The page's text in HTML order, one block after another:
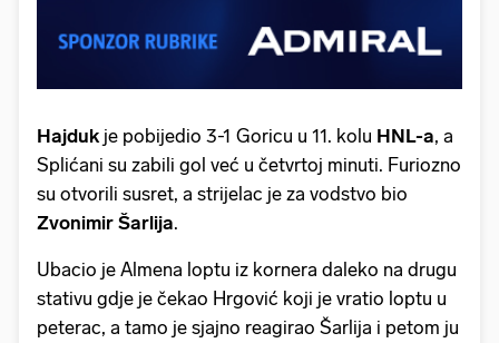
Hajduk je pobijedio 3-1 Goricu u 11. kolu HNL-a, a
Splićani su zabili gol već u četvrtoj minuti. Furiozno
su otvorili susret, a strijelac je za vodstvo bio
Zvonimir Šarlija.
Ubacio je Almena loptu iz kornera daleko na drugu
stativu gdje je čekao Hrgović koji je vratio loptu u
peterac, a tamo je sjajno reagirao Šarlija i petom ju